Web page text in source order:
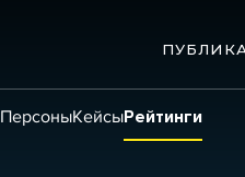
ПерсоныКейсыРейтинги